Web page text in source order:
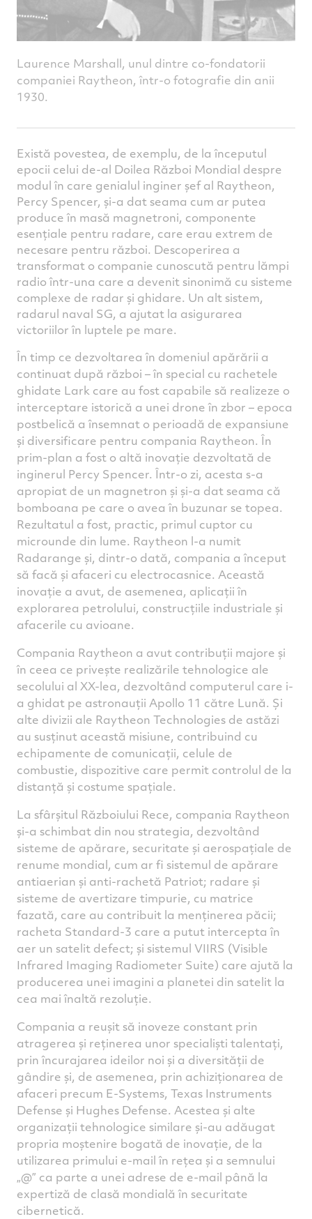
Laurence Marshall, unul dintre co-fondatorii
companiei Raytheon, într-o fotografie din anii
1930.
Există povestea, de exemplu, de la începutul
epocii celui de-al Doilea Război Mondial despre
modul în care genialul inginer șef al Raytheon,
Percy Spencer, și-a dat seama cum ar putea
produce în masă magnetroni, componente
esențiale pentru radare, care erau extrem de
necesare pentru război. Descoperirea a
transformat o companie cunoscută pentru lămpi
radio într-una care a devenit sinonimă cu sisteme
complexe de radar și ghidare. Un alt sistem,
radarul naval SG, a ajutat la asigurarea
victoriilor în luptele pe mare.
În timp ce dezvoltarea în domeniul apărării a
continuat după război – în special cu rachetele
ghidate Lark care au fost capabile să realizeze o
interceptare istorică a unei drone în zbor – epoca
postbelică a însemnat o perioadă de expansiune
și diversificare pentru compania Raytheon. În
prim-plan a fost o altă inovație dezvoltată de
inginerul Percy Spencer. Într-o zi, acesta s-a
apropiat de un magnetron și și-a dat seama că
bomboana pe care o avea în buzunar se topea.
Rezultatul a fost, practic, primul cuptor cu
microunde din lume. Raytheon l-a numit
Radarange și, dintr-o dată, compania a început
să facă și afaceri cu electrocasnice. Această
inovație a avut, de asemenea, aplicații în
explorarea petrolului, construcțiile industriale și
afacerile cu avioane.
Compania Raytheon a avut contribuții majore și
în ceea ce privește realizările tehnologice ale
secolului al XX-lea, dezvoltând computerul care i-
a ghidat pe astronauții Apollo 11 către Lună. Și
alte divizii ale Raytheon Technologies de astăzi
au susținut această misiune, contribuind cu
echipamente de comunicații, celule de
combustie, dispozitive care permit controlul de la
distanță și costume spațiale.
La sfârșitul Războiului Rece, compania Raytheon
și-a schimbat din nou strategia, dezvoltând
sisteme de apărare, securitate și aerospațiale de
renume mondial, cum ar fi sistemul de apărare
antiaerian și anti-rachetă Patriot; radare și
sisteme de avertizare timpurie, cu matrice
fazată, care au contribuit la menținerea păcii;
racheta Standard-3 care a putut intercepta în
aer un satelit defect; și sistemul VIIRS (Visible
Infrared Imaging Radiometer Suite) care ajută la
producerea unei imagini a planetei din satelit la
cea mai înaltă rezoluție.
Compania a reușit să inoveze constant prin
atragerea și reținerea unor specialiști talentați,
prin încurajarea ideilor noi și a diversității de
gândire și, de asemenea, prin achiziționarea de
afaceri precum E-Systems, Texas Instruments
Defense și Hughes Defense. Acestea și alte
organizații tehnologice similare și-au adăugat
propria moștenire bogată de inovație, de la
utilizarea primului e-mail în rețea și a semnului
„@” ca parte a unei adrese de e-mail până la
expertiză de clasă mondială în securitate
cibernetică.